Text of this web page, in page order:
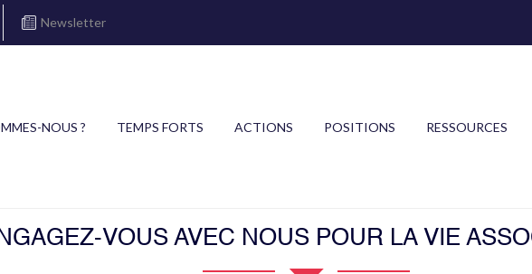
Newsletter
NOUS ? TEMPS FORTS ACTIONS POSITIONS RESSOURCES
VOUS AVEC NOUS POUR LA VIE